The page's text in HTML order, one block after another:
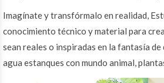
Imagínate y transfórmalo en realidad,
conocimiento técnico y material para
sean reales o inspiradas en la fantasía de
agua estanques con mundo animal,